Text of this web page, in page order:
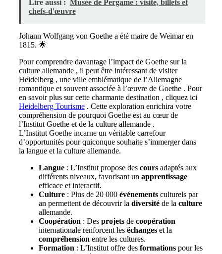
Lire aussi : Musée de Pergame : visite, billets et
chefs-d'œuvre
Johann Wolfgang von Goethe a été maire de Weimar en
1815. 🌟
Pour comprendre davantage l’impact de Goethe sur la
culture allemande , il peut être intéressant de visiter
Heidelberg , une ville emblématique de l’Allemagne
romantique et souvent associée à l’œuvre de Goethe . Pour
en savoir plus sur cette charmante destination , cliquez ici
Heidelberg Tourisme . Cette exploration enrichira votre
compréhension de pourquoi Goethe est au cœur de
l’Institut Goethe et de la culture allemande .
L’Institut Goethe incarne un véritable carrefour
d’opportunités pour quiconque souhaite s’immerger dans
la langue et la culture allemande.
Langue : L’Institut propose des cours adaptés aux
différents niveaux, favorisant un apprentissage
efficace et interactif.
Culture : Plus de 20 000 événements culturels par
an permettent de découvrir la diversité de la culture
allemande.
Coopération : Des projets de coopération
internationale renforcent les échanges et la
compréhension entre les cultures.
Formation : L’Institut offre des formations pour les